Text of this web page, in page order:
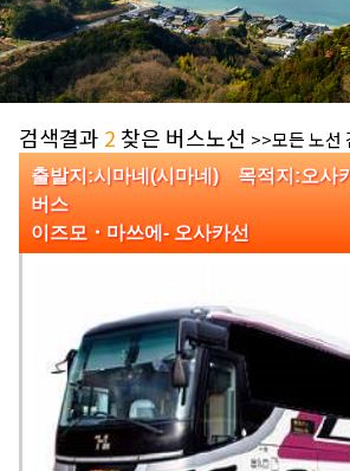
검색결과 2 찾은 버스노선 >>모든 노선
출발지:시마네(시마네) 목적지:오사
버스
이즈모・마쓰에‐ 오사카선